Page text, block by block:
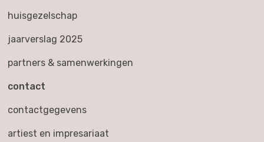
huisgezelschap
jaarverslag 2025
partners & samenwerkingen
contact
contactgegevens
artiest en impresariaat